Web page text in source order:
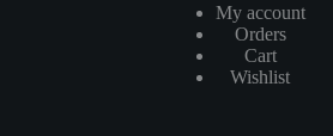
My account
Orders
Cart
Wishlist